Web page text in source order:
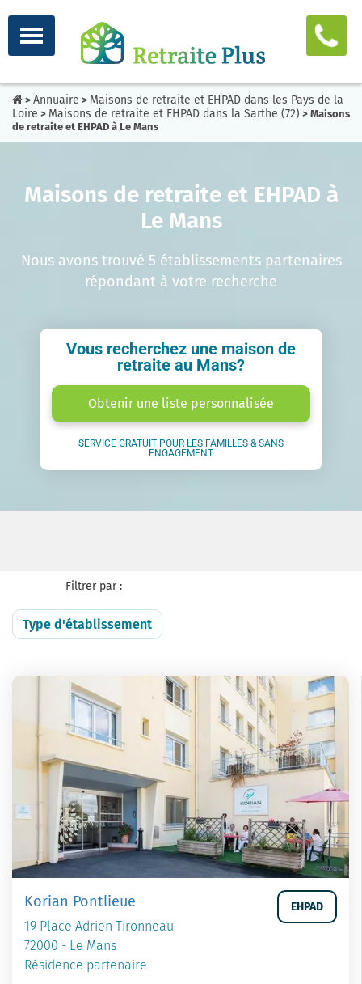
> Annuaire > Maisons de retraite et EHPAD dans les Pays de la
Loire > Maisons de retraite et EHPAD dans la Sarthe (72) > Maisons
de retraite et EHPAD à Le Mans
Maisons de retraite et EHPAD à
Le Mans
Nous avons trouvé 5 établissements partenaires
répondant à votre recherche
Vous recherchez une maison de
retraite au Mans?
Obtenir une liste personnalisée
SERVICE GRATUIT POUR LES FAMILLES & SANS
ENGAGEMENT
Filtrer par :
Type d'établissement
Korian Pontlieue
19 Place Adrien Tironneau
72000 - Le Mans
Résidence partenaire
EHPAD